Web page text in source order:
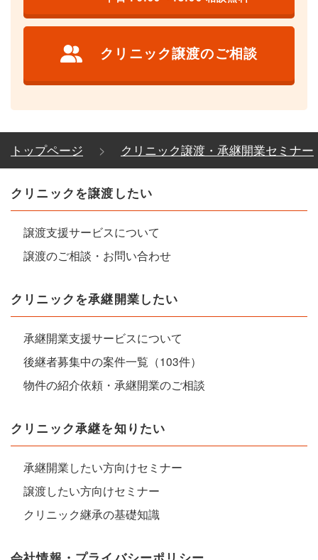
クリニック譲渡のご相談
トップページ クリニック譲渡・承継開業セミナー
クリニックを譲渡したい
譲渡支援サービスについて
譲渡のご相談・お問い合わせ
クリニックを承継開業したい
承継開業支援サービスについて
後継者募集中の案件一覧（103件）
物件の紹介依頼・承継開業のご相談
クリニック承継を知りたい
承継開業したい方向けセミナー
譲渡したい方向けセミナー
クリニック継承の基礎知識